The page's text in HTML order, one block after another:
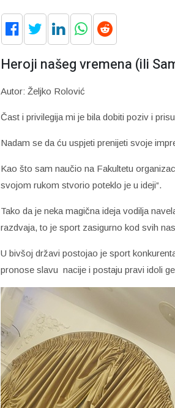
Heroji našeg vremena (ili
Autor: Željko Rolović
Čast i privilegija mi je bila dobiti poziv i
Nadam se da ću uspjeti prenijeti svoje
Kao što sam naučio na Fakultetu
svojom rukom stvorio poteklo je u ideji“.
Tako da je neka magična ideja vodilja
razdvaja, to je sport zasigurno kod svih
U bivšoj državi postojao je sport
pronose slavu nacije i postaju pravi idoli